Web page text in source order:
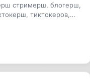
стримерш, блогерш,
тиктокеров,